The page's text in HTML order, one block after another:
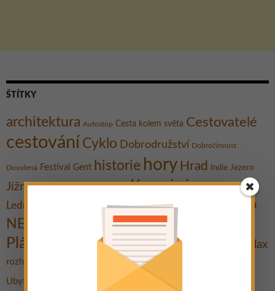
ŠTÍTKY
architektura Autostop Cesta kolem světa Cestovatelé
cestování Cyklo Dobrodružství Dobročinnost
Dovolená Festival Gent historie hory Hrad Indie Jezero
Jižní Morava Koupání
Lednicko-valtický areál moře Muzeum
Město
NEJ
OstrovPamátky
Pláž Praktické rady Promítání putování Relax
rozhledna Tipy na výlet
Ubytování UNESCO